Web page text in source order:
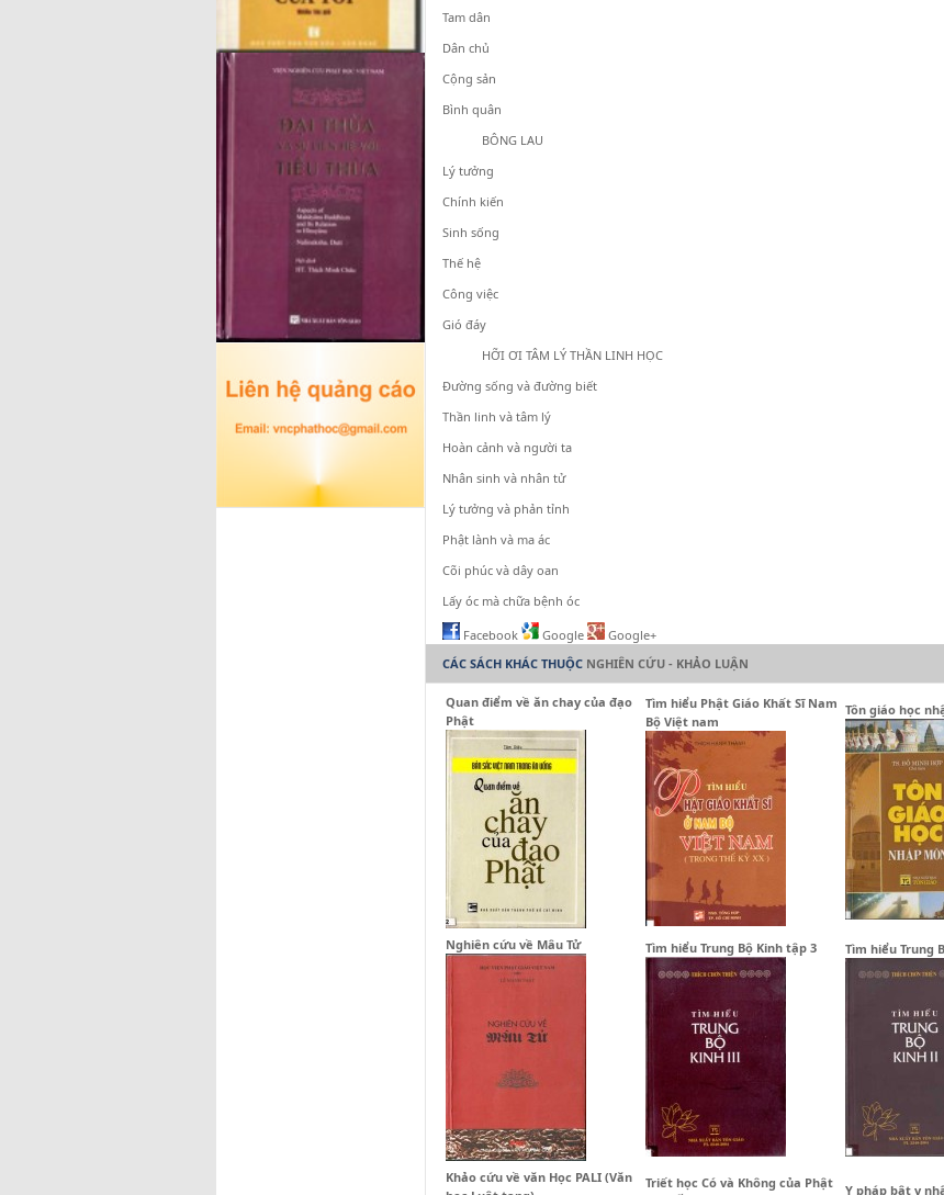
Tam dân
Dân chủ
Cộng sản
Bình quân
BÔNG LAU
Lý tưởng
Chính kiến
Sinh sống
Thế hệ
Công việc
Gió đáy
HỠI ƠI TÂM LÝ THẦN LINH HỌC
Đường sống và đường biết
Thần linh và tâm lý
Hoàn cảnh và người ta
Nhân sinh và nhân tử
Lý tưởng và phản tỉnh
Phật lành và ma ác
Cõi phúc và dây oan
Lấy óc mà chữa bệnh óc
Facebook Google
Google+
CÁC SÁCH KHÁC THUỘC NGHIÊN CỨU - KHẢO LUẬN
Quan điểm về ăn chay của đạo
Phật
Tìm hiểu Phật Giáo Khất Sĩ Nam
Bộ Việt nam
Tôn giáo học
Nghiên cứu về Mâu Tử Tìm hiểu Trung Bộ Kinh tập 3 Tìm hiểu Trung
Khảo cứu về văn Học PALI (Văn
Triết học Có và Không của Phật
Y pháp bật y